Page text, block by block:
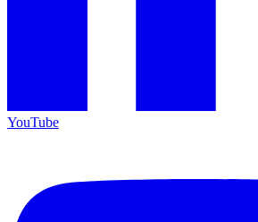
YouTube